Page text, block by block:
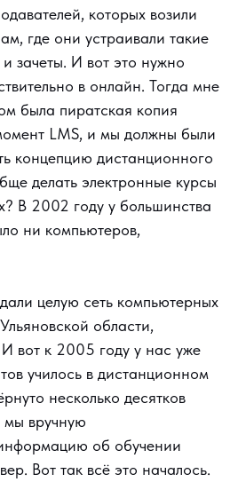
которых возили
где они устраивали такие
зачеты. И вот это нужно
в онлайн. Тогда мне
была пиратская копия
LMS, и мы должны были
концепцию дистанционного
делать электронные курсы
В 2002 году у большинства
ни компьютеров,
целую сеть компьютерных
области,
вот к 2005 году у нас уже
училось в дистанционном
несколько десятков
мы вручную
об обучении
Вот так всё это началось.